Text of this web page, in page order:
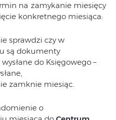
na zamykanie miesięcy
konkretnego miesiąca:
sprawdzi czy w
są dokumenty
do Księgowego –
zamknie miesiąc.
o